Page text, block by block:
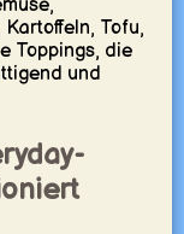
Tofu,
Toppings, die
und